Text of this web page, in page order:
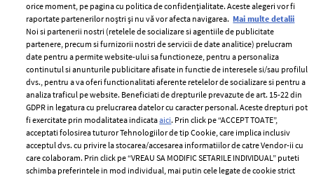
ELLE Style Awards
2024
Despre ELLE
Romania
Contact
Abonamente
Termeni si conditii
Politica de
confidențialitate
Politica de cookies
Publicitate
orice moment, pe pagina cu politica de confidențialitate. Aceste alegeri vor fi
raportate partenerilor noștri și nu vă vor afecta navigarea. Mai multe detalii
Noi si partenerii nostri (retelele de socializare si agentiile de publicitate
partenere, precum si furnizorii nostri de servicii de date analitice) prelucram
date pentru a permite website-ului sa functioneze, pentru a personaliza
continutul si anunturile publicitare afisate in functie de interesele si/sau profilul
dvs., pentru a va oferi functionalitati aferente retelelor de socializare si pentru a
analiza traficul pe website. Beneficiati de drepturile prevazute de art. 15-22 din
GDPR in legatura cu prelucrarea datelor cu caracter personal. Aceste drepturi pot
fi exercitate prin modalitatea indicataaici. Prin click pe “ACCEPT TOATE”,
acceptati folosirea tuturor Tehnologiilor de tip Cookie, care implica inclusiv
acceptul dvs. cu privire la stocarea/accesarea informatiilor de catre Vendor-ii cu
care colaboram. Prin click pe “VREAU SA MODIFIC SETARILE INDIVIDUAL” puteti
schimba preferintele in mod individual, mai putin cele legate de cookie strict